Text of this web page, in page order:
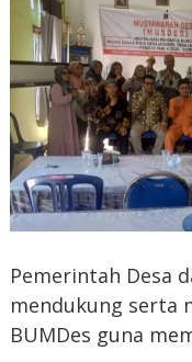
Pemerintah Desa
mendukung serta
BUMDes guna